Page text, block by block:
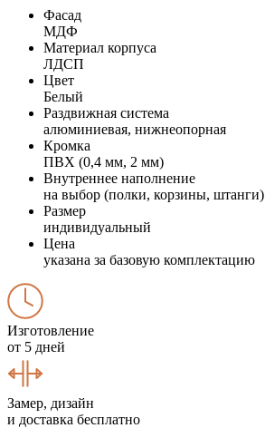
Фасад
МДФ
Материал корпуса
ЛДСП
Цвет
Белый
Раздвижная система
алюминиевая, нижнеопорная
Кромка
ПВХ (0,4 мм, 2 мм)
Внутреннее наполнение
на выбор (полки, корзины, штанги)
Размер
индивидуальный
Цена
указана за базовую комплектацию
Изготовление
от 5 дней
Замер, дизайн
и доставка бесплатно